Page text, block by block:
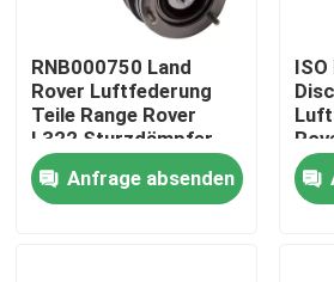
Zu Hause
RNB000750 Land
Rover Luftfederung
Teile Range Rover
L322 Sturzdämpfer
Anfrage absenden
ISO